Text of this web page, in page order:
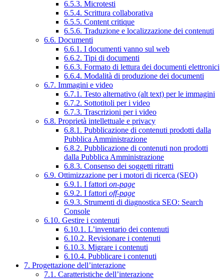
6.5.3. Microtesti
6.5.4. Scrittura collaborativa
6.5.5. Content critique
6.5.6. Traduzione e localizzazione dei contenuti
6.6. Documenti
6.6.1. I documenti vanno sul web
6.6.2. Tipi di documenti
6.6.3. Formato di lettura dei documenti elettronici
6.6.4. Modalità di produzione dei documenti
6.7. Immagini e video
6.7.1. Testo alternativo (alt text) per le immagini
6.7.2. Sottotitoli per i video
6.7.3. Trascrizioni per i video
6.8. Proprietà intellettuale e privacy
6.8.1. Pubblicazione di contenuti prodotti dalla
Pubblica Amministrazione
6.8.2. Pubblicazione di contenuti non prodotti
dalla Pubblica Amministrazione
6.8.3. Consenso dei soggetti ritratti
6.9. Ottimizzazione per i motori di ricerca (SEO)
6.9.1. I fattori on-page
6.9.2. I fattori off-page
6.9.3. Strumenti di diagnostica SEO: Search
Console
6.10. Gestire i contenuti
6.10.1. L’inventario dei contenuti
6.10.2. Revisionare i contenuti
6.10.3. Migrare i contenuti
6.10.4. Pubblicare i contenuti
7. Progettazione dell’interazione
7.1. Caratteristiche dell’interazione